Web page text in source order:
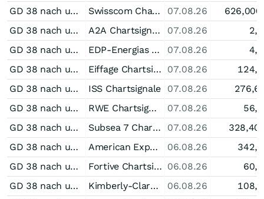
GD 38 nach unten durchkreuzt bei Swisscom Swisscom Chartsignale 07.08.26
626,000
GD 38 nach unten durchkreuzt bei A2A
A2A Chartsignale 07.08.26
GD 38 nach unten durchkreuzt bei EDP-Energias de Portugal
EDP-Energias de Portugal Chartsignale 07.08.26
GD 38 nach unten durchkreuzt bei Eiffage
Eiffage Chartsignale 07.08.26
GD 38 nach unten durchkreuzt bei ISS
ISS Chartsignale 07.08.26
GD 38 nach unten durchkreuzt bei RWE
RWE Chartsignale 07.08.26
GD 38 nach unten durchkreuzt bei Subsea 7
Subsea 7 Chartsignale 07.08.26
GD 38 nach unten durchkreuzt bei American Express
American Express Chartsignale 06.08.26
GD 38 nach unten durchkreuzt bei Fortive
Fortive Chartsignale 06.08.26
GD 38 nach unten durchkreuzt bei Kimberly-Clark
Kimberly-Clark Chartsignale 06.08.26